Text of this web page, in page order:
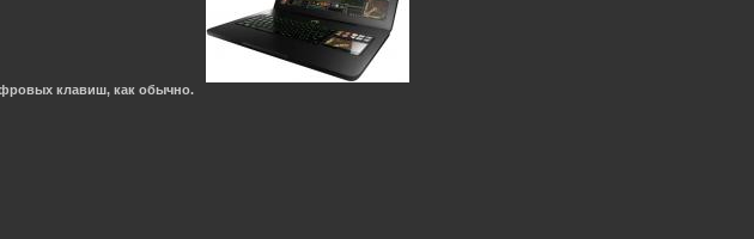
клавиш, как обычно.